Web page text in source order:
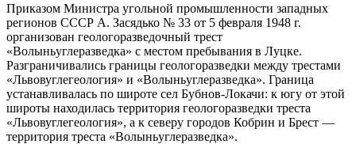
Приказом Министра угольной промышленности западных
регионов СССР А. Засядько № 33 от 5 февраля 1948 г.
организован геологоразведочный трест
«Волыньуглеразведка» с местом пребывания в Луцке.
Разграничивались границы геологоразведки между трестами
«Львовуглегеология» и «Волыньуглеразведка». Граница
устанавливалась по широте сел Бубнов-Локачи: к югу от этой
широты находилась территория геологоразведки треста
«Львовуглегеология», а к северу городов Кобрин и Брест —
территория треста «Волыньуглеразведка».